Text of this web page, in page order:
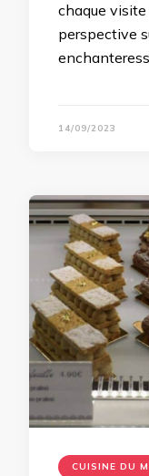
chaque visite
perspective
14/09/2023
CUISINE DU